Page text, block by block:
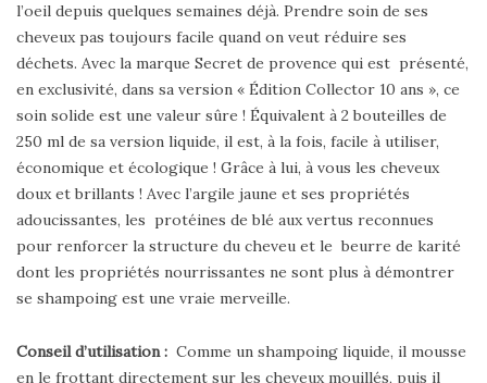
l’oeil depuis quelques semaines déjà. Prendre soin de ses
cheveux pas toujours facile quand on veut réduire ses
déchets. Avec la marque Secret de provence qui est présenté,
en exclusivité, dans sa version « Édition Collector 10 ans », ce
soin solide est une valeur sûre ! Équivalent à 2 bouteilles de
250 ml de sa version liquide, il est, à la fois, facile à utiliser,
économique et écologique ! Grâce à lui, à vous les cheveux
doux et brillants ! Avec l’argile jaune et ses propriétés
adoucissantes, les protéines de blé aux vertus reconnues
pour renforcer la structure du cheveu et le beurre de karité
dont les propriétés nourrissantes ne sont plus à démontrer
se shampoing est une vraie merveille.
Conseil d’utilisation : Comme un shampoing liquide, il mousse
en le frottant directement sur les cheveux mouillés, puis il